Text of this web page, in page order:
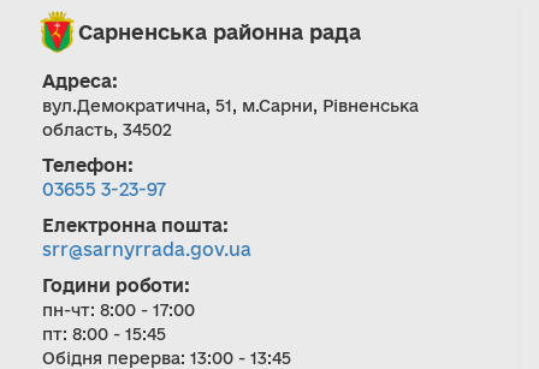
Сарненська районна рада
Адреса:
вул.Демократична, 51, м.Сарни, Рівненська
область, 34502
Телефон:
03655 3-23-97
Електронна пошта:
srr@sarnyrrada.gov.ua
Години роботи:
пн-чт: 8:00 - 17:00
пт: 8:00 - 15:45
Обідня перерва: 13:00 - 13:45